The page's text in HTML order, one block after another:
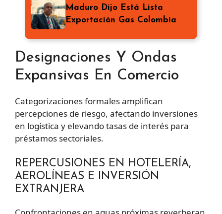
Maduro Dijo Está Lista
Exportación Gas Colombia
Designaciones Y Ondas
Expansivas En Comercio
Categorizaciones formales amplifican
percepciones de riesgo, afectando inversiones
en logística y elevando tasas de interés para
préstamos sectoriales.
REPERCUSIONES EN HOTELERÍA,
AEROLÍNEAS E INVERSIÓN
EXTRANJERA